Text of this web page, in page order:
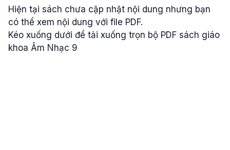
Hiện tại sách chưa cập nhật nội dung nhưng bạn
có thể xem nội dung với file PDF.
Kéo xuống dưới để tải xuống trọn bộ PDF sách giáo
khoa Âm Nhạc 9